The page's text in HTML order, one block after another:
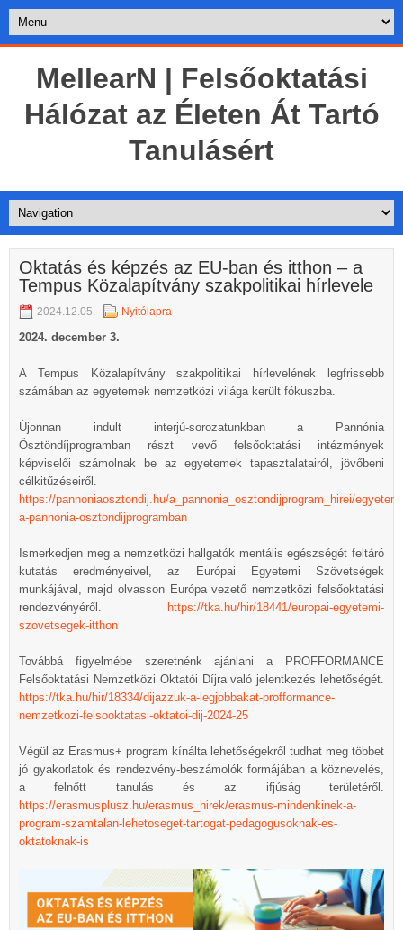
MellearN | Felsőoktatási
Hálózat az Életen Át Tartó
Tanulásért
Oktatás és képzés az EU-ban és itthon – a
Tempus Közalapítvány szakpolitikai hírlevele
2024.12.05. Nyitólapra
2024. december 3.
A Tempus Közalapítvány szakpolitikai hírlevelének legfrissebb
számában az egyetemek nemzetközi világa került fókuszba.
Újonnan indult interjú-sorozatunkban a Pannónia
Ösztöndíjprogramban részt vevő felsőoktatási intézmények
képviselői számolnak be az egyetemek tapasztalatairól, jövőbeni
célkitűzéseiről.
https://pannoniaosztondij.hu/a_pannonia_osztondijprogram_hirei/
a-pannonia-osztondijprogramban
Ismerkedjen meg a nemzetközi hallgatók mentális egészségét feltáró
kutatás eredményeivel, az Európai Egyetemi Szövetségek
munkájával, majd olvasson Európa vezető nemzetközi felsőoktatási
rendezvényéről.
https://tka.hu/hir/18441/europai-egyetemi-
szovetsegek-itthon
Továbbá figyelmébe szeretnénk ajánlani a PROFFORMANCE
Felsőoktatási Nemzetközi Oktatói Díjra való jelentkezés lehetőségét.
https://tka.hu/hir/18334/dijazzuk-a-legjobbakat-profformance-
nemzetkozi-felsooktatasi-oktatoi-dij-2024-25
Végül az Erasmus+ program kínálta lehetőségekről tudhat meg többet
jó gyakorlatok és rendezvény-beszámolók formájában a köznevelés,
a felnőtt tanulás és az ifjúság területéről.
https://erasmusplusz.hu/erasmus_hirek/erasmus-mindenkinek-a-
program-szamtalan-lehetoseget-tartogat-pedagogusoknak-es-
oktatoknak-is